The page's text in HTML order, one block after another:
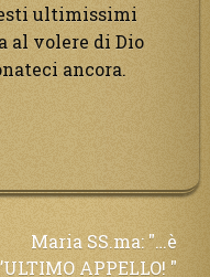
ultimissimi
al volere di Dio
ancora.
Maria SS.ma: "…è
APPELLO! "